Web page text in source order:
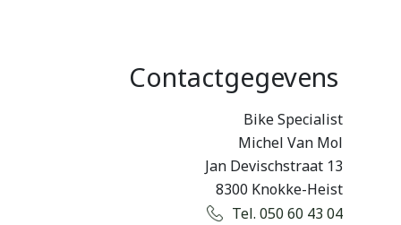
Contactgegevens
Bike Specialist
Michel Van Mol
Jan Devischstraat 13
8300 Knokke-Heist
Tel. 050 60 43 04